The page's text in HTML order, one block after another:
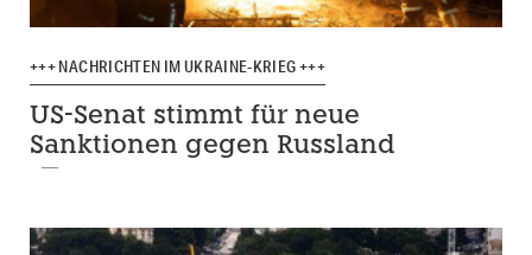
+++ NACHRICHTEN IM UKRAINE-KRIEG +++
US-Senat stimmt für neue
Sanktionen gegen Russland